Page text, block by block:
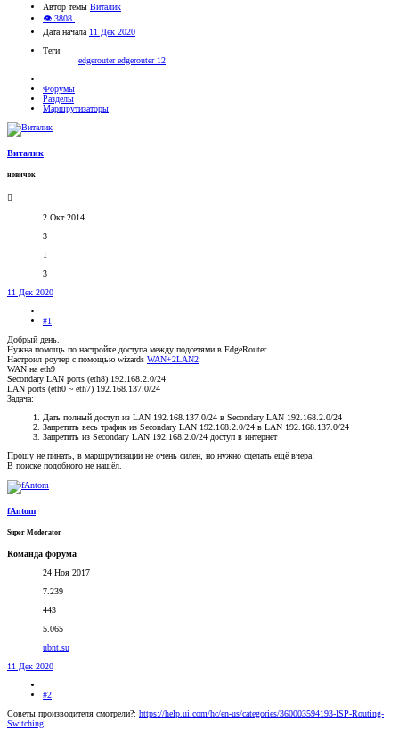
Автор темы Виталик
👁 3808
Дата начала 11 Дек 2020
Теги
edgerouteredgerouter 12
Форумы
Разделы
Маршрутизаторы
Виталик
новичок
2 Окт 2014
3
1
3
11 Дек 2020
#1
Добрый день.
Нужна помощь по настройке доступа между подсетями в EdgeRouter.
Настроил роутер с помощью wizards WAN+2LAN2:
WAN на eth9
Secondary LAN ports (eth8) 192.168.2.0/24
LAN ports (eth0 ~ eth7) 192.168.137.0/24
Задача:
Дать полный доступ из LAN 192.168.137.0/24 в Secondary LAN 192.168.2.0/24
Запретить весь трафик из Secondary LAN 192.168.2.0/24 в LAN 192.168.137.0/24
Запретить из Secondary LAN 192.168.2.0/24 доступ в интернет
Прошу не пинать, в маршрутизации не очень силен, но нужно сделать ещё вчера!
В поиске подобного не нашёл.
fAntom
Super Moderator
Команда форума
24 Ноя 2017
7.239
443
5.065
ubnt.su
11 Дек 2020
#2
Советы производителя смотрели?: https://help.ui.com/hc/en-us/categories/360003594193-ISP-Routing-
Switching